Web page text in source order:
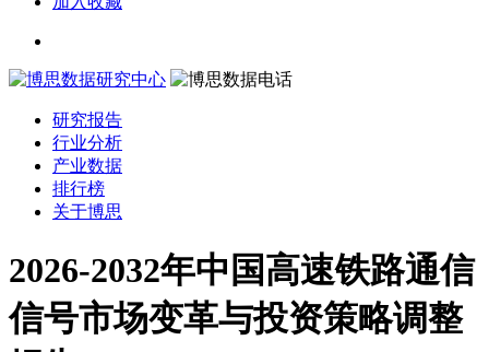
研究报告
行业分析
产业数据
排行榜
关于博思
2026-2032年中国高速铁路通信
信号市场变革与投资策略调整